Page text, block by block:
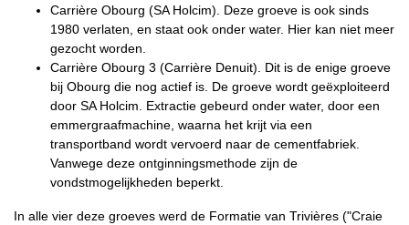
Carrière Obourg (SA Holcim). Deze groeve is ook sinds
1980 verlaten, en staat ook onder water. Hier kan niet meer
gezocht worden.
Carrière Obourg 3 (Carrière Denuit). Dit is de enige groeve
bij Obourg die nog actief is. De groeve wordt geëxploiteerd
door SA Holcim. Extractie gebeurd onder water, door een
emmergraafmachine, waarna het krijt via een
transportband wordt vervoerd naar de cementfabriek.
Vanwege deze ontginningsmethode zijn de
vondstmogelijkheden beperkt.
In alle vier deze groeves werd de Formatie van Trivières ("Craie